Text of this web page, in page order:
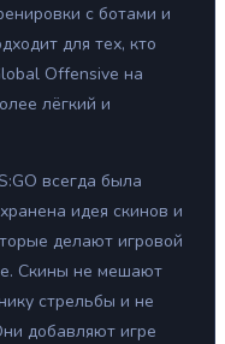
с ботами и
для тех, кто
Offensive на
лёгкий и
всегда была
идея скинов и
делают игровой
Скины не мешают
стрельбы и не
добавляют игре